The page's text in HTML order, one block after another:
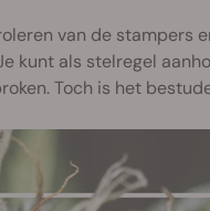
van de stampers
kunt als stelregel
Toch is het